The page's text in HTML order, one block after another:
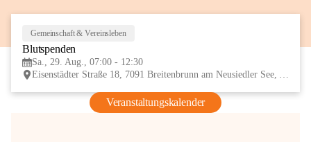
Gemeinschaft & Vereinsleben
Blutspenden
Sa., 29. Aug., 07:00 - 12:30
Eisenstädter Straße 18, 7091 Breitenbrunn am Neusiedler See, AUT
Veranstaltungskalender